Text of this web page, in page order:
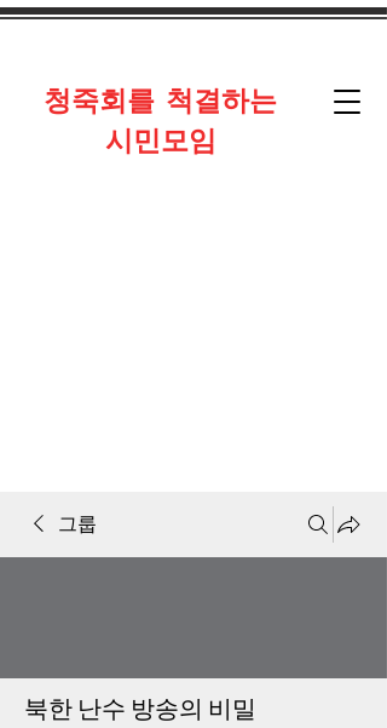
​청죽회를 척결하는
시민모임
그룹
북한 난수 방송의 비밀